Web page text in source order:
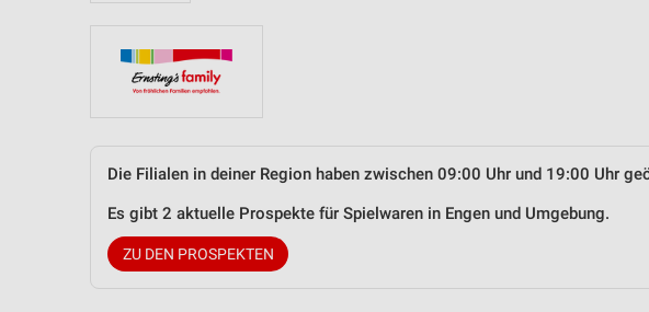
Die Filialen in deiner Region haben zwischen 09:00 Uhr und 19:00 Uhr
Es gibt 2 aktuelle Prospekte für Spielwaren in Engen und Umgebung.
ZU DEN PROSPEKTEN